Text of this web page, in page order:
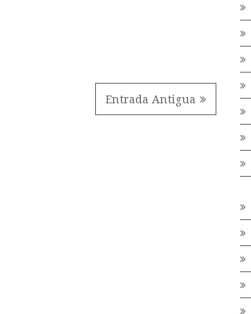
Entrada Antigua